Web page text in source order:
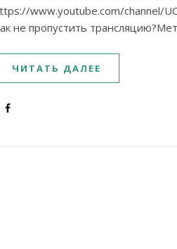
www.youtube.com/channel/
не пропустить
ЧИТАТЬ ДАЛЕЕ